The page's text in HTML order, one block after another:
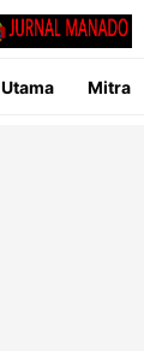
Utama Mitra